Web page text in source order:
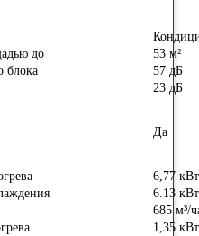
до
53 м²
блока
57 дБ
23 дБ
Да
6,77 кВт
6.13 кВт
685 м³/
1,35 кВт